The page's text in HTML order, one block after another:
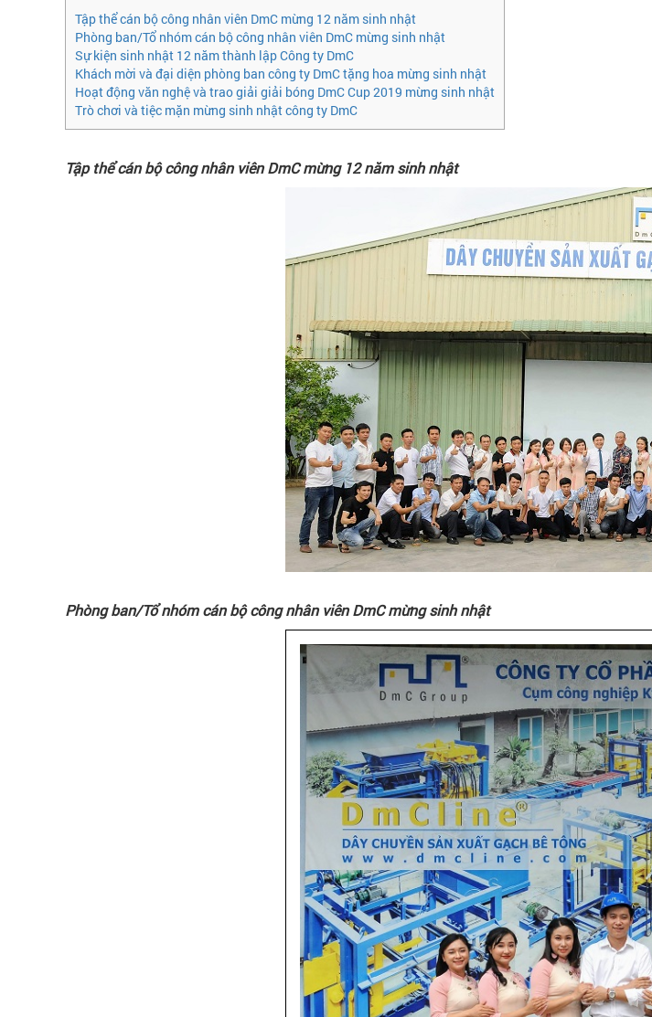
Tập thể cán bộ công nhân viên DmC mừng 12 năm sinh nhật
Phòng ban/Tổ nhóm cán bộ công nhân viên DmC mừng sinh nhật
Sự kiện sinh nhật 12 năm thành lập Công ty DmC
Khách mời và đại diện phòng ban công ty DmC tặng hoa mừng sinh nhật
Hoạt động văn nghệ và trao giải giải bóng DmC Cup 2019 mừng sinh nhật
Trò chơi và tiệc mặn mừng sinh nhật công ty DmC
Tập thể cán bộ công nhân viên DmC mừng 12 năm sinh nhật
Phòng ban/Tổ nhóm cán bộ công nhân viên DmC mừng sinh nhật